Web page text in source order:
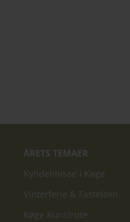
ÅRETS TEMAER
Kyndelmisse i Køge
Vinterferie & Fastelavn
Køge Kunstrute